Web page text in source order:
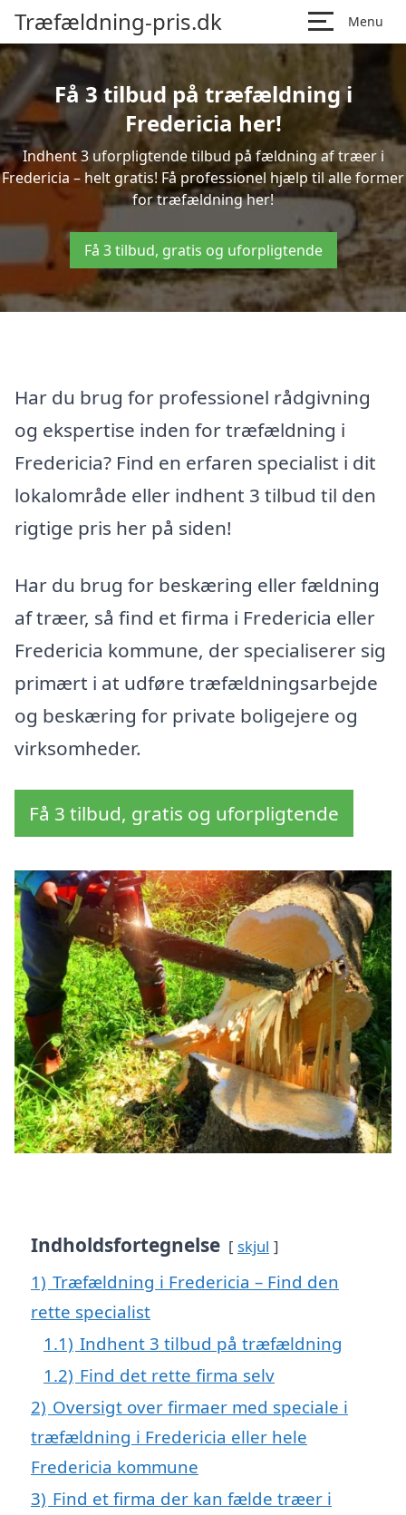
Træfældning-pris.dk Menu
Få 3 tilbud på træfældning i
Fredericia her!
Indhent 3 uforpligtende tilbud på fældning af træer i
Fredericia – helt gratis! Få professionel hjælp til alle former
for træfældning her!
Få 3 tilbud, gratis og uforpligtende
Har du brug for professionel rådgivning
og ekspertise inden for træfældning i
Fredericia? Find en erfaren specialist i dit
lokalområde eller indhent 3 tilbud til den
rigtige pris her på siden!
Har du brug for beskæring eller fældning
af træer, så find et firma i Fredericia eller
Fredericia kommune, der specialiserer sig
primært i at udføre træfældningsarbejde
og beskæring for private boligejere og
virksomheder.
Få 3 tilbud, gratis og uforpligtende
Indholdsfortegnelse skjul
1) Træfældning i Fredericia – Find den
rette specialist
1.1) Indhent 3 tilbud på træfældning
1.2) Find det rette firma selv
2) Oversigt over firmaer med speciale i
træfældning i Fredericia eller hele
Fredericia kommune
3) Find et firma der kan fælde træer i